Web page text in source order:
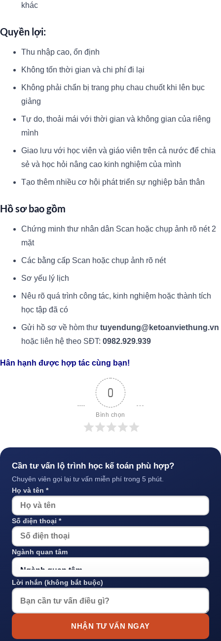
khác
Quyền lợi:
Thu nhập cao, ổn định
Không tốn thời gian và chi phí đi lại
Không phải chẩn bị trang phụ chau chuốt khi lên bục
giảng
Tự do, thoải mái với thời gian và không gian của riêng
mình
Giao lưu với học viên và giáo viên trên cả nước để chia
sẻ và học hỏi nâng cao kinh nghiệm của mình
Tạo thêm nhiều cơ hội phát triển sự nghiệp bản thân
Hồ sơ bao gồm
Chứng minh thư nhân dân Scan hoặc chụp ảnh rõ nét 2
mặt
Các bằng cấp Scan hoặc chụp ảnh rõ nét
Sơ yếu lý lịch
Nêu rõ quá trình công tác, kinh nghiệm hoặc thành tích
học tập đã có
Gửi hồ sơ về hòm thư tuyendung@ketoanviethung.vn
hoặc liên hệ theo SĐT: 0982.929.939
Hân hạnh được hợp tác cùng bạn!
0
Bình chọn
Cần tư vấn lộ trình học kế toán phù hợp?
Chuyên viên gọi lại tư vấn miễn phí trong 5 phút.
Họ và tên *
Số điện thoại *
Ngành quan tâm
Lời nhắn (không bắt buộc)
NHẬN TƯ VẤN NGAY